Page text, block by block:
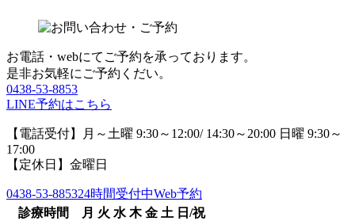
お電話・webにてご予約を承っております。
是非お気軽にご予約くだい。
0438-53-8853
LINE予約はこちら
【電話受付】月～土曜 9:30～12:00/ 14:30～20:00 日曜 9:30～
17:00
【定休日】金曜日
0438-53-885324時間受付中Web予約
診療時間
月 火 水 木 金 土 日/祝